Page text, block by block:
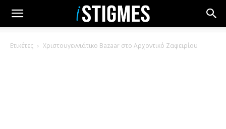
Ετικέτες Χριστουγεννιάτικο Bazaar στο Αρχοντικό Ζαφειρίου